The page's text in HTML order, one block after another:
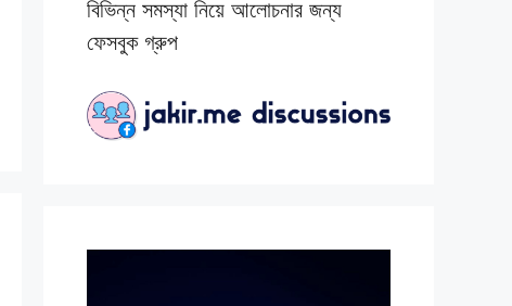
বিভিন্ন সমস্যা নিয়ে আলোচনার জন্য
ফেসবুক গ্রুপ